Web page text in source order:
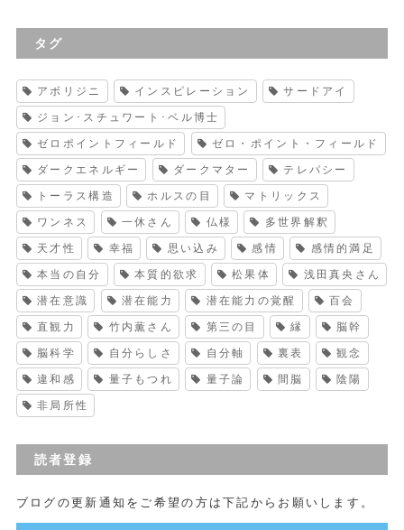
タグ
アボリジニ インスピレーション サードアイ
ジョン･スチュワート･ベル博士
ゼロポイントフィールド ゼロ・ポイント・フィールド
ダークエネルギー ダークマター テレパシー
トーラス構造 ホルスの目 マトリックス
ワンネス 一休さん 仏様 多世界解釈
天才性 幸福 思い込み 感情 感情的満足
本当の自分 本質的欲求 松果体 浅田真央さん
潜在意識 潜在能力 潜在能力の覚醒 百会
直観力 竹内薫さん 第三の目 縁 脳幹
脳科学 自分らしさ 自分軸 裏表 観念
違和感 量子もつれ 量子論 間脳 陰陽
非局所性
読者登録
ブログの更新通知をご希望の方は下記からお願いします。